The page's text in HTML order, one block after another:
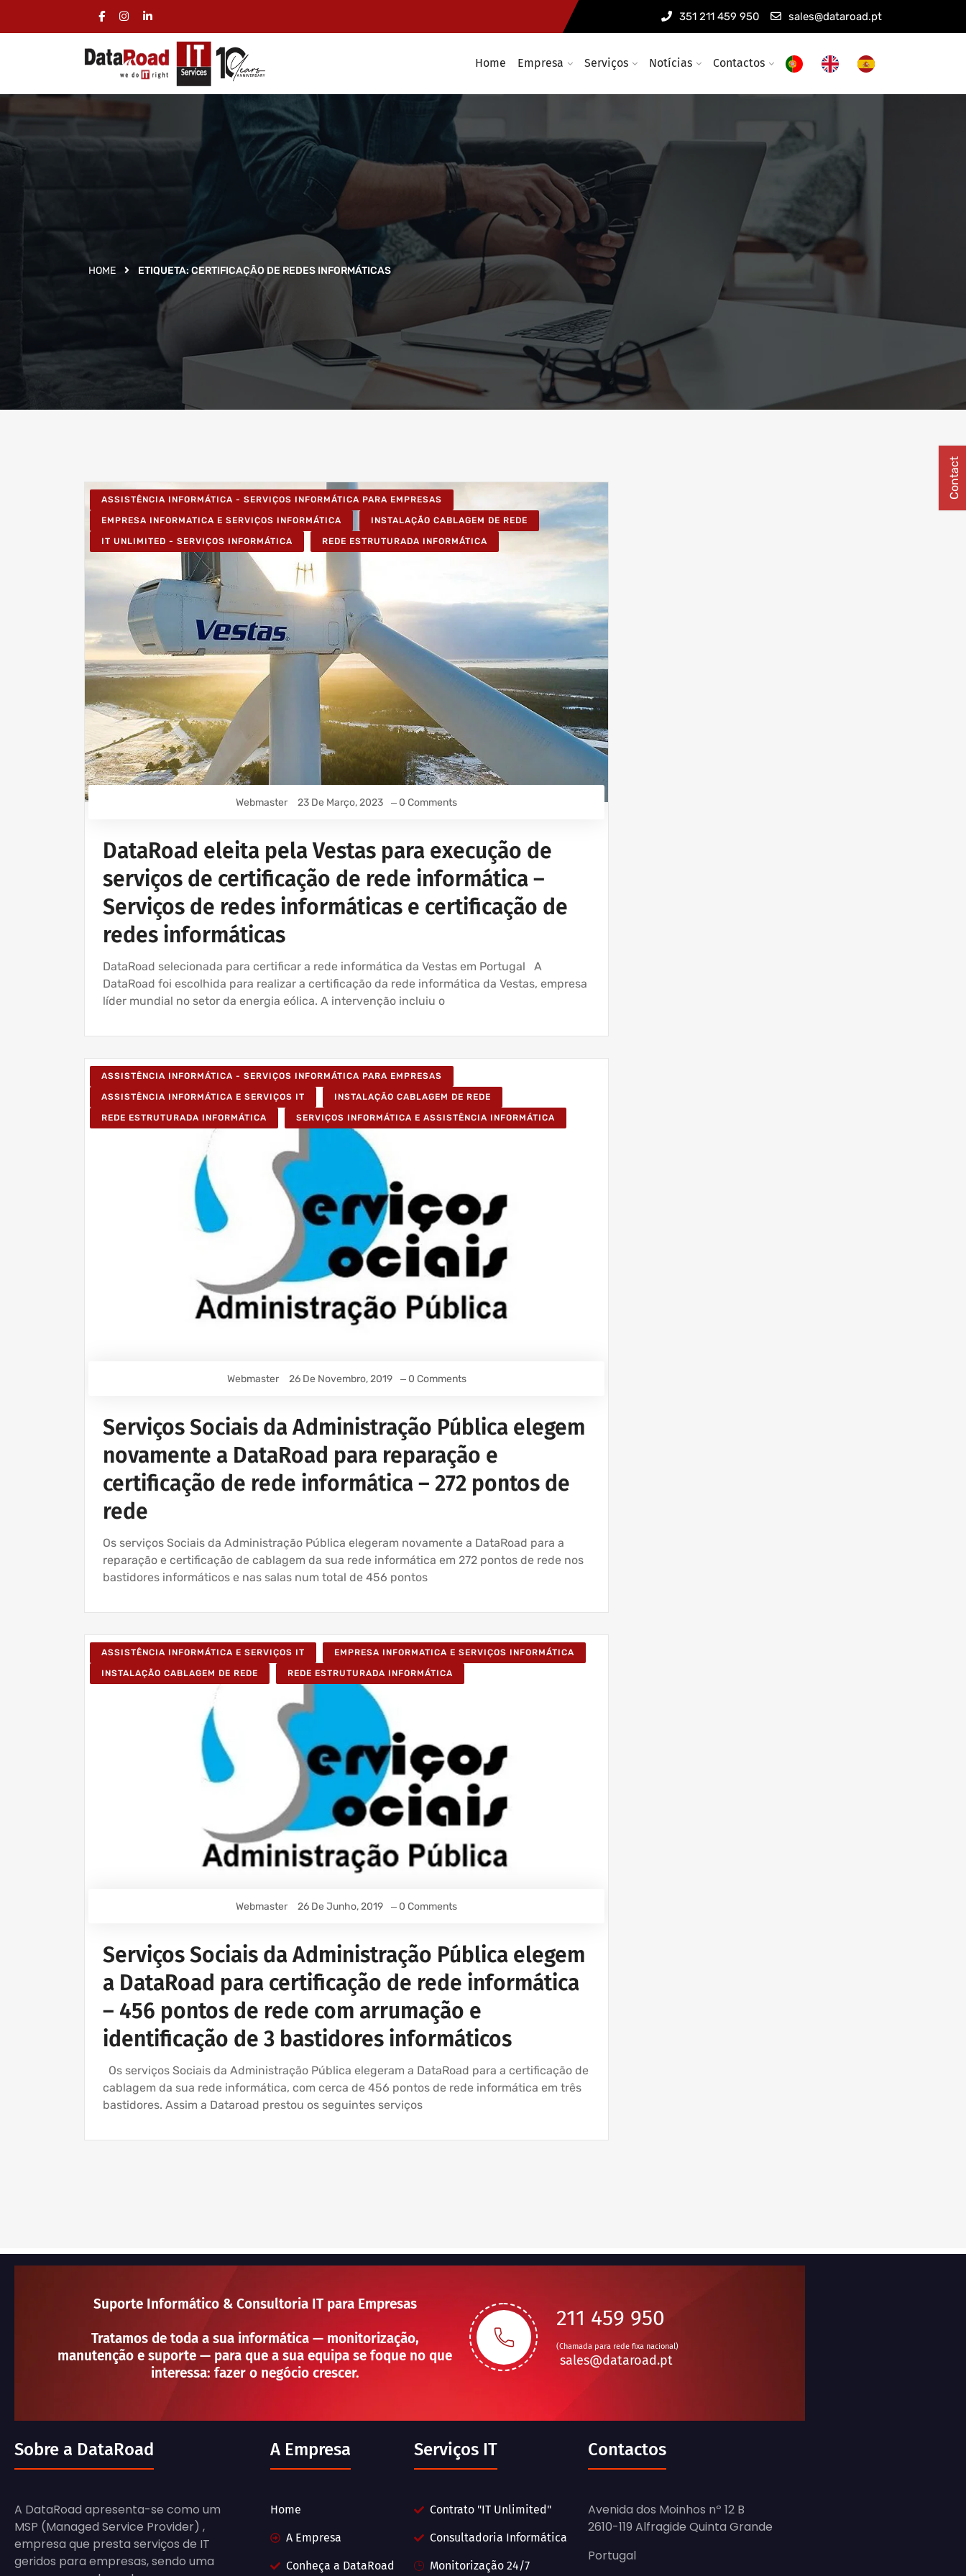
351 211 459 950 sales@dataroad.pt
Home Empresa Serviços Notícias Contactos
HOME ETIQUETA: CERTIFICAÇÃO DE REDES INFORMÁTICAS
ASSISTÊNCIA INFORMÁTICA - SERVIÇOS INFORMÁTICA PARA EMPRESAS
EMPRESA INFORMATICA E SERVIÇOS INFORMÁTICA INSTALAÇÃO CABLAGEM DE REDE
IT UNLIMITED - SERVIÇOS INFORMÁTICA REDE ESTRUTURADA INFORMÁTICA
Webmaster 23 De Março, 2023 0 Comments
DataRoad eleita pela Vestas para execução de
serviços de certificação de rede informática –
Serviços de redes informáticas e certificação de
redes informáticas
DataRoad selecionada para certificar a rede informática da Vestas em Portugal A
DataRoad foi escolhida para realizar a certificação da rede informática da Vestas, empresa
líder mundial no setor da energia eólica. A intervenção incluiu o
ASSISTÊNCIA INFORMÁTICA - SERVIÇOS INFORMÁTICA PARA EMPRESAS
ASSISTÊNCIA INFORMÁTICA E SERVIÇOS IT INSTALAÇÃO CABLAGEM DE REDE
REDE ESTRUTURADA INFORMÁTICA SERVIÇOS INFORMÁTICA E ASSISTÊNCIA INFORMÁTICA
Webmaster 26 De Novembro, 2019 0 Comments
Serviços Sociais da Administração Pública elegem
novamente a DataRoad para reparação e
certificação de rede informática – 272 pontos de
rede
Os serviços Sociais da Administração Pública elegeram novamente a DataRoad para a
reparação e certificação de cablagem da sua rede informática em 272 pontos de rede nos
bastidores informáticos e nas salas num total de 456 pontos
ASSISTÊNCIA INFORMÁTICA E SERVIÇOS IT EMPRESA INFORMATICA E SERVIÇOS INFORMÁTICA
INSTALAÇÃO CABLAGEM DE REDE REDE ESTRUTURADA INFORMÁTICA
Webmaster 26 De Junho, 2019 0 Comments
Serviços Sociais da Administração Pública elegem
a DataRoad para certificação de rede informática
– 456 pontos de rede com arrumação e
identificação de 3 bastidores informáticos
Os serviços Sociais da Administração Pública elegeram a DataRoad para a certificação de
cablagem da sua rede informática, com cerca de 456 pontos de rede informática em três
bastidores. Assim a Dataroad prestou os seguintes serviços
Suporte Informático & Consultoria IT para Empresas
Tratamos de toda a sua informática — monitorização,
manutenção e suporte — para que a sua equipa se foque no que
interessa: fazer o negócio crescer.
211 459 950
(Chamada para rede fixa nacional)
sales@dataroad.pt
Sobre a DataRoad
A DataRoad apresenta-se como um
MSP (Managed Service Provider) ,
empresa que presta serviços de IT
geridos para empresas, sendo uma
A Empresa
Home
A Empresa
Conheça a DataRoad
Serviços IT
Contrato "IT Unlimited"
Consultadoria Informática
Monitorização 24/7
Contactos
Avenida dos Moinhos nº 12 B
2610-119 Alfragide Quinta Grande
Portugal
Contact